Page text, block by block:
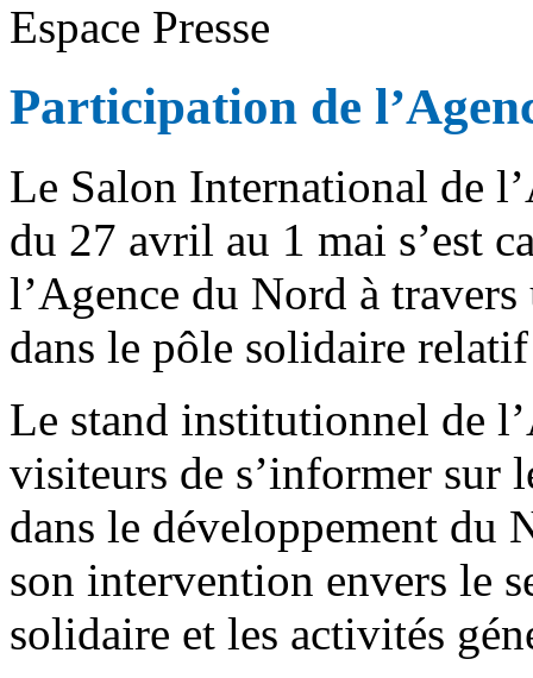
Espace Presse
Participation de
Le Salon International de
du 27 avril au 1 mai s’est
l’Agence du Nord à
dans le pôle solidaire
Le stand institutionnel de
visiteurs de s’informer sur
dans le développement du
son intervention envers le
solidaire et les activités